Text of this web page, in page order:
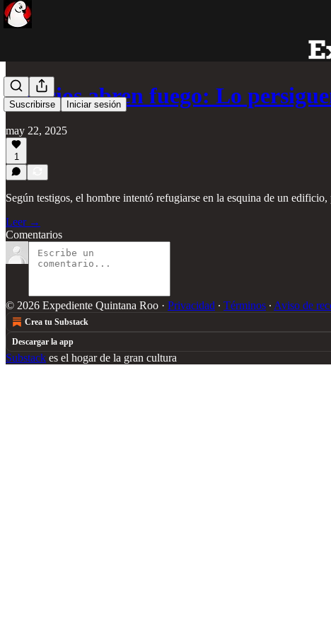
Suscribirse Iniciar sesión
Sicarios abren fuego: Lo
may 22, 2025
1
Según testigos, el hombre intentó refugiarse en la esquina de un
Leer →
Comentarios
© 2026 Expediente Quintana Roo · Privacidad ∙ Términos ∙ Aviso de
Crea tu Substack
Descargar la app
Substack es el hogar de la gran cultura